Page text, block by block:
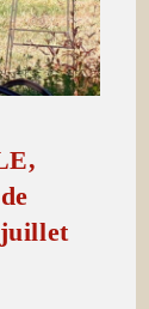
juillet